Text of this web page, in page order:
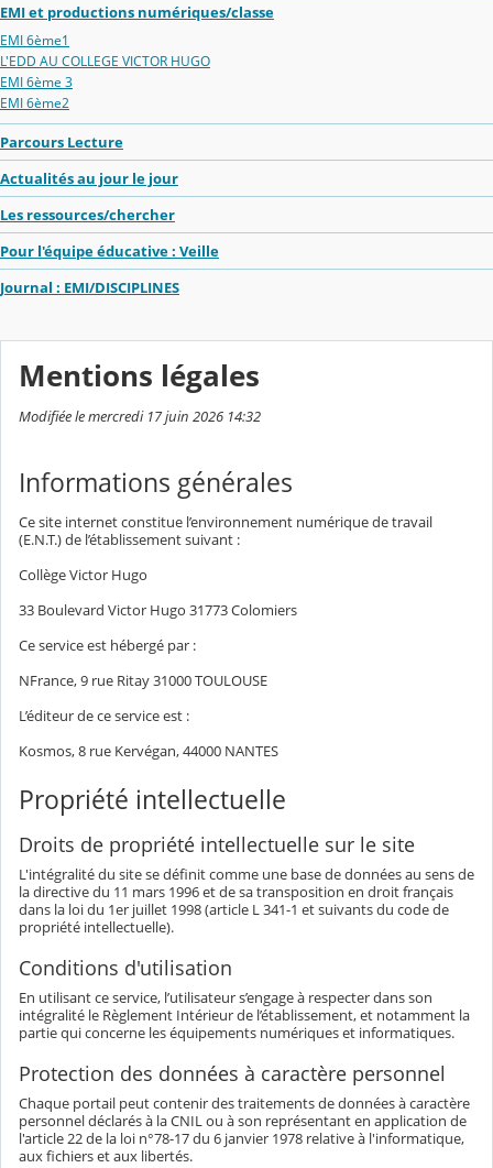
EMI et productions numériques/classe
EMI 6ème1
L'EDD AU COLLEGE VICTOR HUGO
EMI 6ème 3
EMI 6ème2
Parcours Lecture
Actualités au jour le jour
Les ressources/chercher
Pour l'équipe éducative : Veille
Journal : EMI/DISCIPLINES
Mentions légales
Modifiée le mercredi 17 juin 2026 14:32
Informations générales
Ce site internet constitue l’environnement numérique de travail
(E.N.T.) de l’établissement suivant :
Collège Victor Hugo
33 Boulevard Victor Hugo 31773 Colomiers
Ce service est hébergé par :
NFrance, 9 rue Ritay 31000 TOULOUSE
L’éditeur de ce service est :
Kosmos, 8 rue Kervégan, 44000 NANTES
Propriété intellectuelle
Droits de propriété intellectuelle sur le site
L'intégralité du site se définit comme une base de données au sens de
la directive du 11 mars 1996 et de sa transposition en droit français
dans la loi du 1er juillet 1998 (article L 341-1 et suivants du code de
propriété intellectuelle).
Conditions d'utilisation
En utilisant ce service, l’utilisateur s’engage à respecter dans son
intégralité le Règlement Intérieur de l’établissement, et notamment la
partie qui concerne les équipements numériques et informatiques.
Protection des données à caractère personnel
Chaque portail peut contenir des traitements de données à caractère
personnel déclarés à la CNIL ou à son représentant en application de
l'article 22 de la loi n°78-17 du 6 janvier 1978 relative à l'informatique,
aux fichiers et aux libertés.